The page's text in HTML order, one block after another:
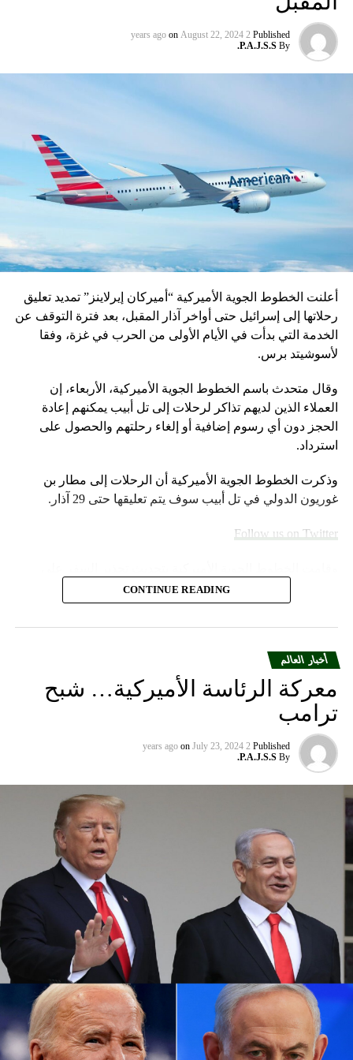
المصدر: سكاي نيوز
RELATED TOPICS:
UP
Published
2 years ago
on August 22, 2024
By
P.A.J.S.S.
أعلنت الخطوط الجوية الأميركية “أميركان إيرلاينز” تمديد تعليق
رحلاتها إلى إسرائيل حتى أواخر آذار المقبل، بعد فترة التوقف عن
الخدمة التي بدأت في الأيام الأولى من الحرب في غزة، وفقا
لأسوشيتد برس.
وقال متحدث باسم الخطوط الجوية الأميركية، الأربعاء، إن
العملاء الذين لديهم تذاكر لرحلات إلى تل أبيب يمكنهم إعادة
الحجز دون أي رسوم إضافية أو إلغاء رحلتهم والحصول على
استرداد.
وذكرت الخطوط الجوية الأميركية أن الرحلات إلى مطار بن
غوريون الدولي في تل أبيب سوف يتم تعليقها حتى 29 آذار.
Follow us on Twitter
موقعها الإلكتروني خلال عطلة نهاية الأسبوع.
والمدن الأوروبية التي تقدم خدماتها إلى الولايات المتحدة”.
ومددت شركة دلتا إيرلاينز تعليق رحلاتها إلى إسرائيل حتى 30
خدماتها إلى أجل غير مسمى.
وتوقفت شركات الطيران الثلاث عن الطيران إلى إسرائيل بعد
وقت قصير من هجوم حماس في السابع من تشرين الأول الذي
كما أوقفت عدة شركات طيران دولية أخرى رحلاتها من وإلى
إسرائيل ولبنان والأردن والعراق وإيران، على خلفية تصاعد التوتر
في المنطقة، بعد مقتل رئيس المكتب السياسي لحماس في
طهران، ومقتل مسؤول عسكري بارز في الحزب بغارة إسرائيلية
على بيروت أواخر تموز الماضي.
وأعلنت شركة لوفتهانزا الألمانية، الاثنين الماضي، أنها ستوقف
جميع رحلاتها إلى إسرائيل وعمان وبيروت وطهران وأربيل في
العراق حتى يوم الاثنين المقبل بناء على “تحليل أمني حالي”.
وفي نيسان الماضي أغلقت إسرائيل مجالها الجوي لمدة سبع
ساعات، بسبب الهجوم المكثف بالطائرات المسيرة والصواريخ
CONTINUE READING
أخبار العالم
معركة الرئاسة الأميركية… شبح
ترامب
Published
2 years ago
on July 23, 2024
By
P.A.J.S.S.